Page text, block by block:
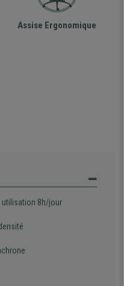
Assise Ergonomique
utilisation 8h/jour